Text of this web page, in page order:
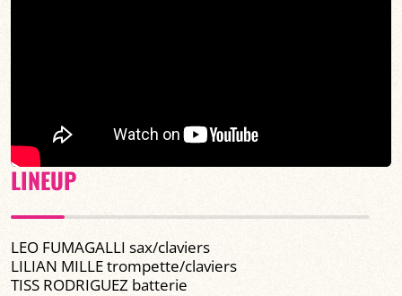
LINEUP
LEO FUMAGALLI sax/claviers
LILIAN MILLE trompette/claviers
TISS RODRIGUEZ batterie